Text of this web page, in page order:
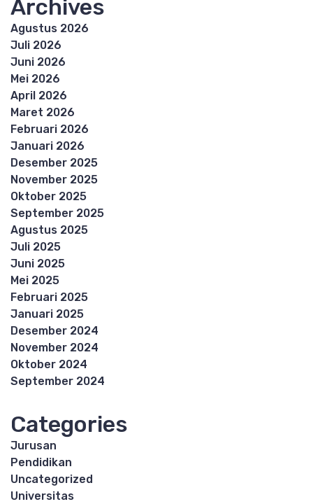
Archives
Agustus 2026
Juli 2026
Juni 2026
Mei 2026
April 2026
Maret 2026
Februari 2026
Januari 2026
Desember 2025
November 2025
Oktober 2025
September 2025
Agustus 2025
Juli 2025
Juni 2025
Mei 2025
Februari 2025
Januari 2025
Desember 2024
November 2024
Oktober 2024
September 2024
Categories
Jurusan
Pendidikan
Uncategorized
Universitas